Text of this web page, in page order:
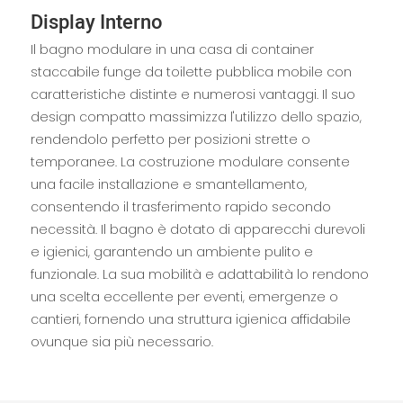
Display Interno
Il bagno modulare in una casa di container
staccabile funge da toilette pubblica mobile con
caratteristiche distinte e numerosi vantaggi. Il suo
design compatto massimizza l'utilizzo dello spazio,
rendendolo perfetto per posizioni strette o
temporanee. La costruzione modulare consente
una facile installazione e smantellamento,
consentendo il trasferimento rapido secondo
necessità. Il bagno è dotato di apparecchi durevoli
e igienici, garantendo un ambiente pulito e
funzionale. La sua mobilità e adattabilità lo rendono
una scelta eccellente per eventi, emergenze o
cantieri, fornendo una struttura igienica affidabile
ovunque sia più necessario.